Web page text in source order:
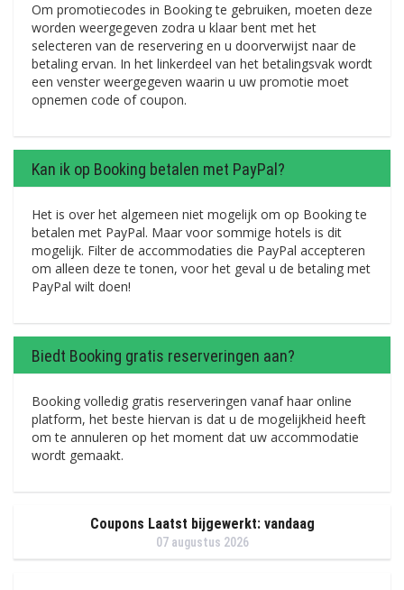
Om promotiecodes in Booking te gebruiken, moeten deze
worden weergegeven zodra u klaar bent met het
selecteren van de reservering en u doorverwijst naar de
betaling ervan. In het linkerdeel van het betalingsvak wordt
een venster weergegeven waarin u uw promotie moet
opnemen code of coupon.
Kan ik op Booking betalen met PayPal?
Het is over het algemeen niet mogelijk om op Booking te
betalen met PayPal. Maar voor sommige hotels is dit
mogelijk. Filter de accommodaties die PayPal accepteren
om alleen deze te tonen, voor het geval u de betaling met
PayPal wilt doen!
Biedt Booking gratis reserveringen aan?
Booking volledig gratis reserveringen vanaf haar online
platform, het beste hiervan is dat u de mogelijkheid heeft
om te annuleren op het moment dat uw accommodatie
wordt gemaakt.
Coupons Laatst bijgewerkt: vandaag
07 augustus 2026